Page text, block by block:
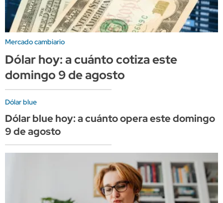
Mercado cambiario
Dólar hoy: a cuánto cotiza este
domingo 9 de agosto
Dólar blue
Dólar blue hoy: a cuánto opera este domingo
9 de agosto